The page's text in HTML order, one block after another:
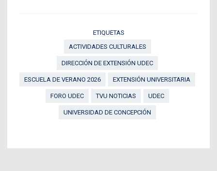
ETIQUETAS
ACTIVIDADES CULTURALES
DIRECCIÓN DE EXTENSIÓN UDEC
ESCUELA DE VERANO 2026 EXTENSIÓN UNIVERSITARIA
FORO UDEC TVU NOTICIAS UDEC
UNIVERSIDAD DE CONCEPCIÓN